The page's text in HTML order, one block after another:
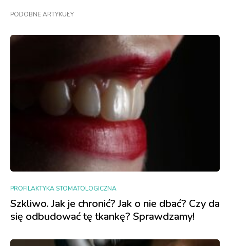
PODOBNE ARTYKUŁY
PROFILAKTYKA STOMATOLOGICZNA
Szkliwo. Jak je chronić? Jak o nie dbać? Czy da
się odbudować tę tkankę? Sprawdzamy!